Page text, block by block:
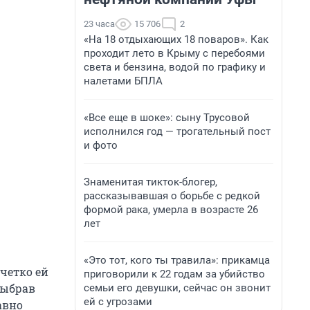
ей
23 часа 15 706 2
«На 18 отдыхающих 18 поваров». Как
проходит лето в Крыму с перебоями
света и бензина, водой по графику и
налетами БПЛА
«Все еще в шоке»: сыну Трусовой
исполнился год — трогательный пост
и фото
Знаменитая тикток-блогер,
рассказывавшая о борьбе с редкой
формой рака, умерла в возрасте 26
лет
«Это тот, кого ты травила»: прикамца
приговорили к 22 годам за убийство
семьи его девушки, сейчас он звонит
ей с угрозами